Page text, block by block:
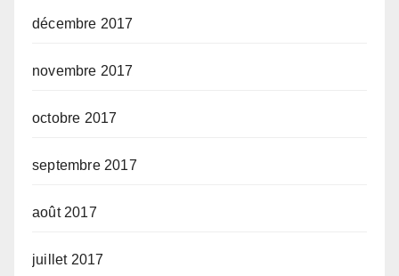
décembre 2017
novembre 2017
octobre 2017
septembre 2017
août 2017
juillet 2017